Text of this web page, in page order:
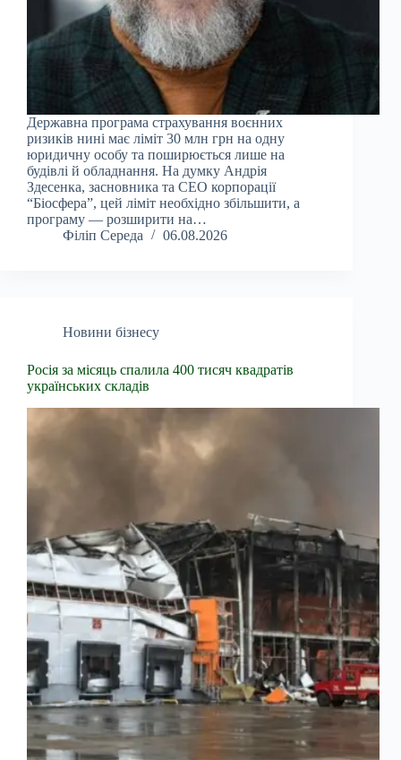
Державна програма страхування воєнних
ризиків нині має ліміт 30 млн грн на одну
юридичну особу та поширюється лише на
будівлі й обладнання. На думку Андрія
Здесенка, засновника та CEO корпорації
“Біосфера”, цей ліміт необхідно збільшити, а
програму — розширити на…
Філіп Середа
06.08.2026
Новини бізнесу
Росія за місяць спалила 400 тисяч квадратів
українських складів